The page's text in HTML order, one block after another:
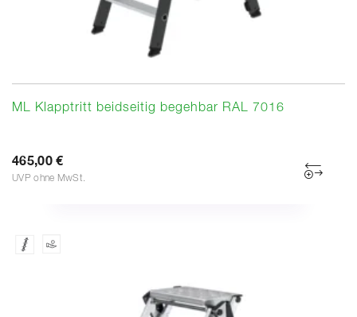
ML Klapptritt beidseitig begehbar RAL 7016
465,00 €
UVP ohne MwSt.